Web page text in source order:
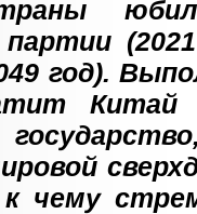
год).
Китай
чему